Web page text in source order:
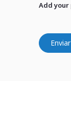
Add your